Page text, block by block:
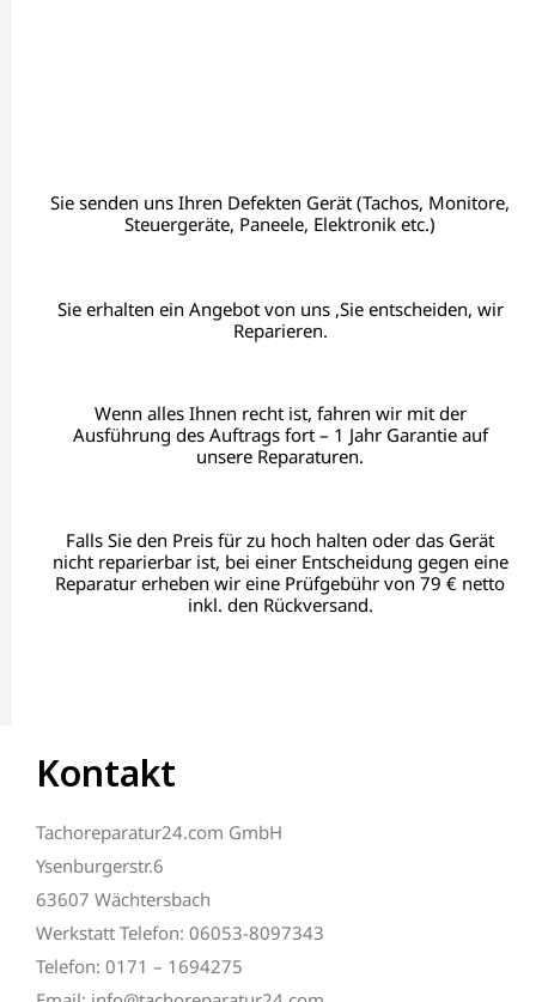
Sie senden uns Ihren Defekten Gerät (Tachos, Monitore,
Steuergeräte, Paneele, Elektronik etc.)
Sie erhalten ein Angebot von uns ,Sie entscheiden, wir
Reparieren.
Wenn alles Ihnen recht ist, fahren wir mit der
Ausführung des Auftrags fort – 1 Jahr Garantie auf
unsere Reparaturen.
Falls Sie den Preis für zu hoch halten oder das Gerät
nicht reparierbar ist, bei einer Entscheidung gegen eine
Reparatur erheben wir eine Prüfgebühr von 79 € netto
inkl. den Rückversand.
Kontakt
Tachoreparatur24.com GmbH
Ysenburgerstr.6
63607 Wächtersbach
Werkstatt Telefon: 06053-8097343
Telefon: 0171 – 1694275